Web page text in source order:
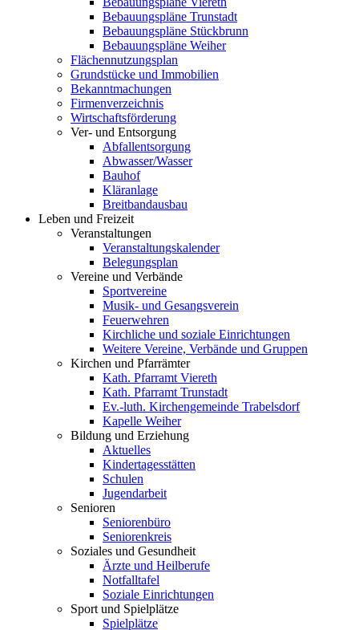
Bebauungspläne Trunstadt
Bebauungspläne Stückbrunn
Bebauungspläne Weiher
Flächennutzungsplan
Grundstücke und Immobilien
Bekanntmachungen
Firmenverzeichnis
Wirtschaftsförderung
Ver- und Entsorgung
Abfallentsorgung
Abwasser/Wasser
Bauhof
Kläranlage
Breitbandausbau
Leben und Freizeit
Veranstaltungen
Veranstaltungskalender
Belegungsplan
Vereine und Verbände
Sportvereine
Musik- und Gesangsverein
Feuerwehren
Kirchliche und soziale Einrichtungen
Weitere Vereine, Verbände und Gruppen
Kirchen und Pfarrämter
Kath. Pfarramt Viereth
Kath. Pfarramt Trunstadt
Ev.-luth. Kirchengemeinde Trabelsdorf
Kapelle Weiher
Bildung und Erziehung
Aktuelles
Kindertagesstätten
Schulen
Jugendarbeit
Senioren
Seniorenbüro
Seniorenkreis
Soziales und Gesundheit
Ärzte und Heilberufe
Notfalltafel
Soziale Einrichtungen
Sport und Spielplätze
Spielplätze